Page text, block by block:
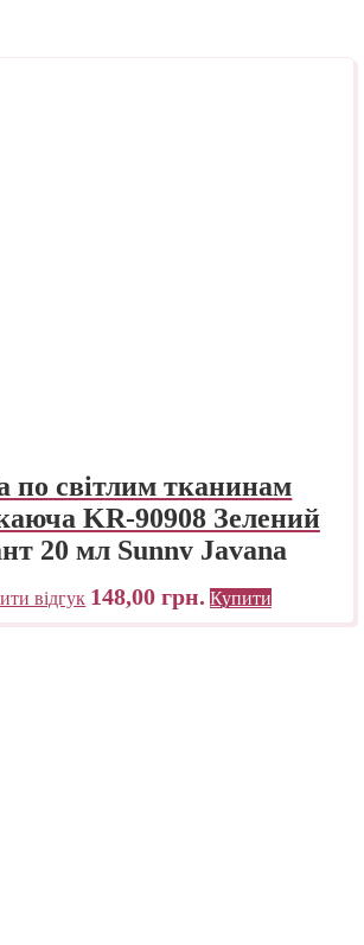
по світлим тканинам
KR-90908 Зелений
20 мл Sunny Javana
C.KREUL
відгук 148,00грн. Купити